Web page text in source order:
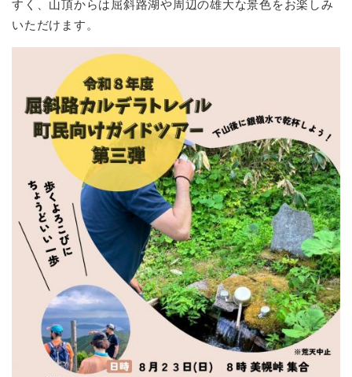
すく、山頂からは屈斜路湖や周辺の雄大な景色をお楽しみ
いただけます。